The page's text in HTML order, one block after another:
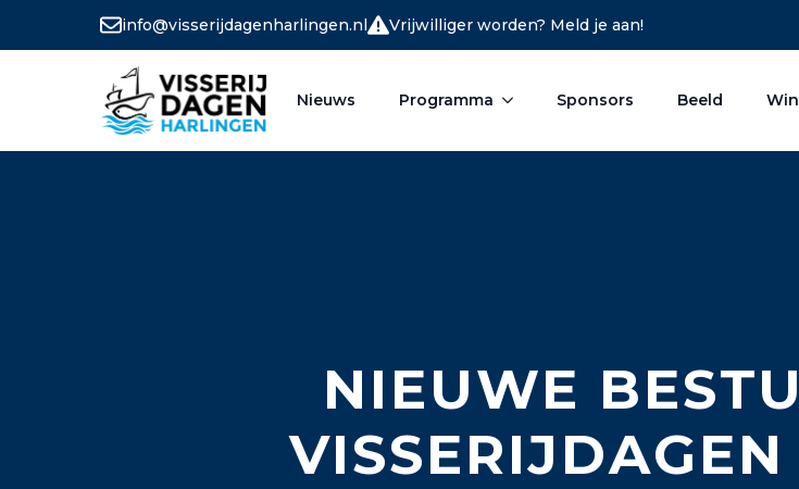
info@visserijdagenharlingen.nl Vrijwilliger worden? Meld je aan!
Nieuws Programma Sponsors Beeld
NIEUWE